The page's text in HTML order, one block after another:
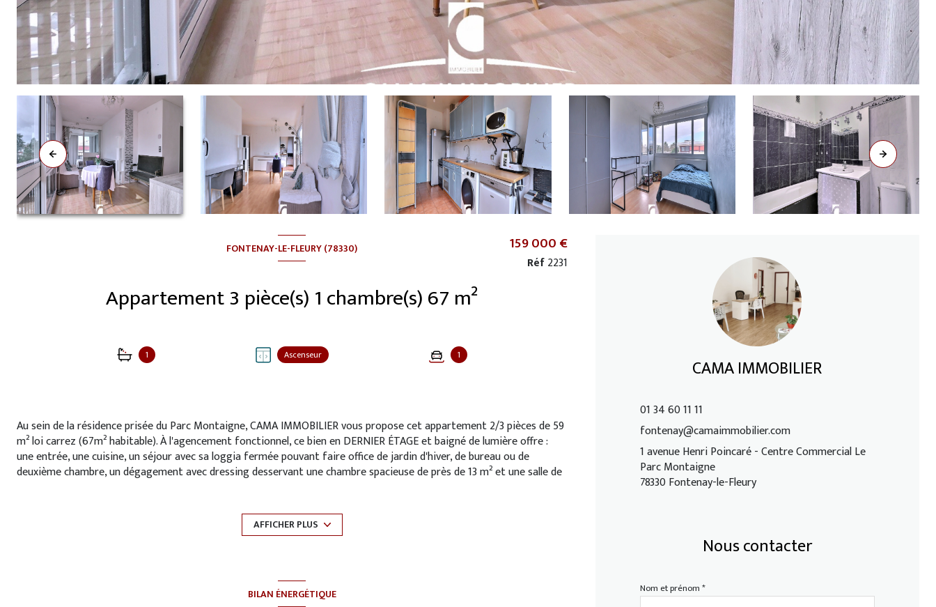
FONTENAY-LE-FLEURY (78330)
Appartement 3 pièce(s) 1 chambre(s) 67 m²
1 Ascenseur 1
159 000 €
Réf2231
Au sein de la résidence prisée du Parc Montaigne, CAMA IMMOBILIER vous propose cet appartement 2/3 pièces de 59
m² loi carrez (67m² habitable). À l'agencement fonctionnel, ce bien en DERNIER ÉTAGE et baigné de lumière offre :
une entrée, une cuisine, un séjour avec sa loggia fermée pouvant faire office de jardin d'hiver, de bureau ou de
deuxième chambre, un dégagement avec dressing desservant une chambre spacieuse de près de 13 m² et une salle de
une résidence de standing arborée avec ascenseur, gardiennage
Prix de vente : 159 000€ honoraires d’agence inclus / Honoraires d’agence à la charge du vendeur.
AFFICHER PLUS
BILAN ÉNERGÉTIQUE
CAMA IMMOBILIER
01 34 60 11 11
fontenay@camaimmobilier.com
1 avenue Henri Poincaré - Centre Commercial Le
Parc Montaigne
78330 Fontenay-le-Fleury
Nous contacter
Nom et prénom *